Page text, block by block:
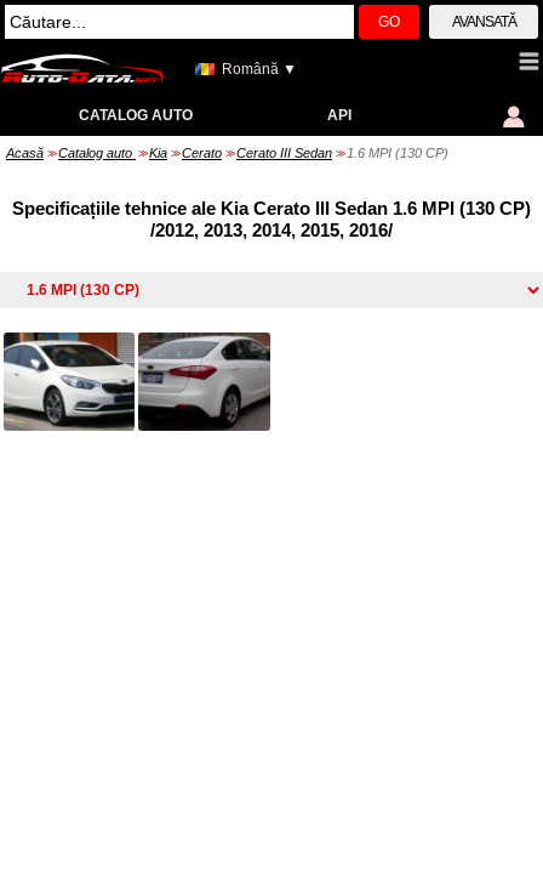
GO AVANSATĂ
Română ▼
CATALOG AUTO API
Acasă >> Catalog auto >> Kia >> Cerato >> Cerato III Sedan >> 1.6 MPI (130 CP)
Specificațiile tehnice ale Kia Cerato III Sedan 1.6 MPI (130 CP)
/2012, 2013, 2014, 2015, 2016/